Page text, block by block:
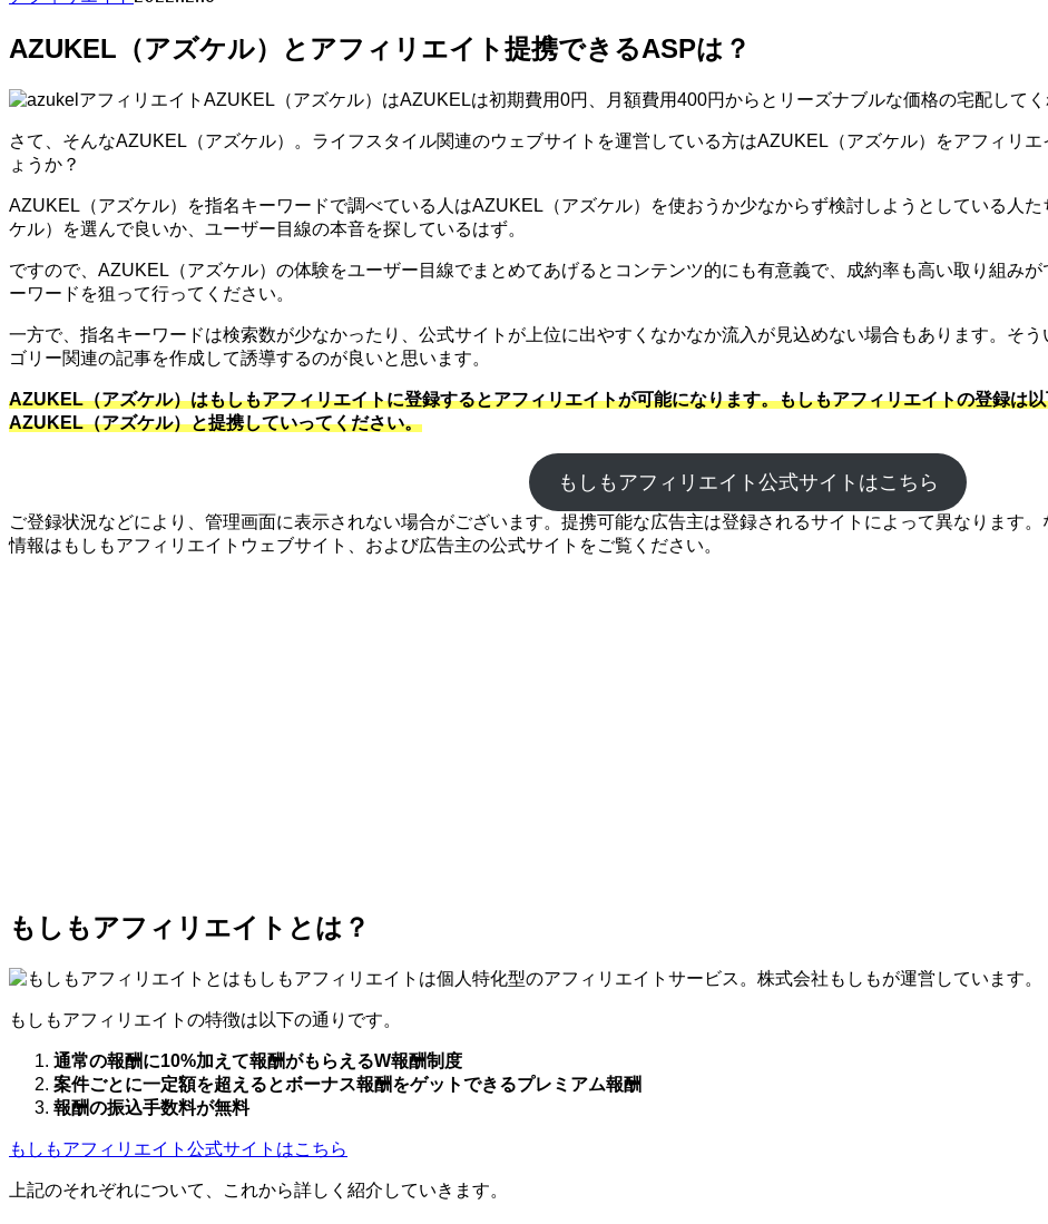
AZUKEL（アズケル）とアフィリエイト提携できるASPは？
AZUKEL（アズケル）はAZUKELは初期費用0円、月額費用400円からとリーズナブルな価格の宅配してく
さて、そんなAZUKEL（アズケル）。ライフスタイル関連のウェブサイトを運営している方はAZUKEL（アズケル）をアフィリ
ょうか？
AZUKEL（アズケル）を指名キーワードで調べている人はAZUKEL（アズケル）を使おうか少なからず検討しようとしている人
ケル）を選んで良いか、ユーザー目線の本音を探しているはず。
ですので、AZUKEL（アズケル）の体験をユーザー目線でまとめてあげるとコンテンツ的にも有意義で、成約率も高い取り組み
ーワードを狙って行ってください。
一方で、指名キーワードは検索数が少なかったり、公式サイトが上位に出やすくなかなか流入が見込めない場合もあります。そ
ゴリー関連の記事を作成して誘導するのが良いと思います。
AZUKEL（アズケル）はもしもアフィリエイトに登録するとアフィリエイトが可能になります。もしもアフィリエイトの登録は
AZUKEL（アズケル）と提携していってください。
もしもアフィリエイト公式サイトはこちら
ご登録状況などにより、管理画面に表示されない場合がございます。提携可能な広告主は登録されるサイトによって異なります
情報はもしもアフィリエイトウェブサイト、および広告主の公式サイトをご覧ください。
もしもアフィリエイトとは？
もしもアフィリエイトは個人特化型のアフィリエイトサービス。株式会社もしもが運営しています。
もしもアフィリエイトの特徴は以下の通りです。
通常の報酬に10%加えて報酬がもらえるW報酬制度
案件ごとに一定額を超えるとボーナス報酬をゲットできるプレミアム報酬
報酬の振込手数料が無料
もしもアフィリエイト公式サイトはこちら
上記のそれぞれについて、これから詳しく紹介していきます。